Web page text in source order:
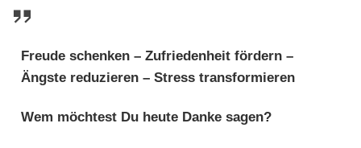
Freude schenken – Zufriedenheit fördern –
Ängste reduzieren – Stress transformieren
Wem möchtest Du heute Danke sagen?